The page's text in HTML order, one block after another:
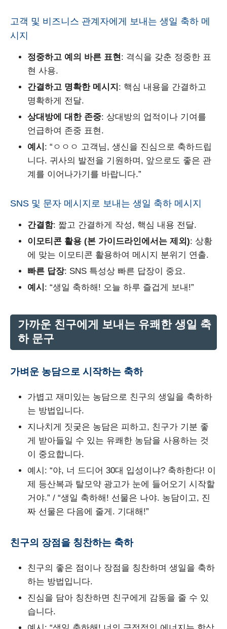
고객 및 비즈니스 관계자에게 보내는 생일 축하 메
시지
정중하고 예의 바른 표현 : 격식을 갖춘 정중한 표
현 사용.
간결하고 명확한 메시지 : 핵심 내용을 간결하고
명확하게 전달.
상대방에 대한 존중: 상대방의 업적이나 기여를
언급하여 존중 표현.
예시 : “ㅇㅇㅇ 고객님, 생신을 진심으로 축하드립
니다. 귀사의 발전을 기원하며, 앞으로도 좋은 관
계를 이어나가기를 바랍니다.”
SNS 및 문자 메시지로 보내는 생일 축하 메시지
간결함: 짧고 간결하게 작성, 핵심 내용 전달.
이모티콘 활용 (본 가이드라인에서는 제외): 상황
에 맞는 이모티콘 활용하여 메시지 분위기 연출.
빠른 답장: SNS 특성상 빠른 답장이 중요.
예시 : “생일 축하해! 오늘 하루 즐겁게 보내!”
가까운 친구에게 보내는 유쾌한 생일 축
하 문구
가벼운 농담으로 시작하는 축하
가볍고 재미있는 농담으로 친구의 생일을 축하하
는 방법입니다.
지나치게 짓궂은 농담은 피하고, 친구가 기분 좋
게 받아들일 수 있는 유쾌한 농담을 사용하는 것
이 중요합니다.
예시: “야, 너 드디어 30대 입성이냐? 축하한다! 이
제 등산복과 탈모약 광고가 눈에 들어오기 시작할
거야.” / “생일 축하해! 선물은 나야. 농담이고, 진
짜 선물은 다음에 줄게. 기대해!”
친구의 장점을 칭찬하는 축하
친구의 좋은 점이나 장점을 칭찬하며 생일을 축하
하는 방법입니다.
진심을 담아 칭찬하면 친구에게 감동을 줄 수 있
습니다.